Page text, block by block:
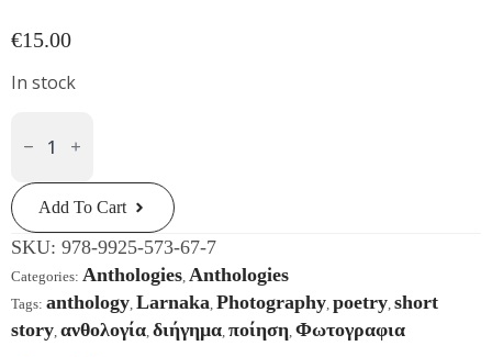
€15.00
In stock
Anthology
Add To Cart
SKU: 978-9925-573-67-7
Categories: Anthologies Anthologies
Tags: anthology Larnaka Photography poetry short
story ανθολογία διήγημα ποίηση Φωτογραφια